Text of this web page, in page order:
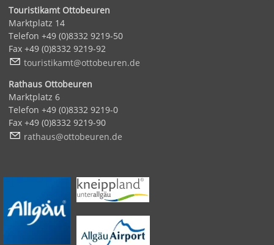
Touristikamt Ottobeuren
Marktplatz 14
Telefon +49 (0)8332 9219-50
Fax +49 (0)8332 9219-92
t
r st k mt tt b r n d
Rathaus Ottobeuren
Marktplatz 6
Telefon +49 (0)8332 9219-0
Fax +49 (0)8332 9219-90
r th s tt b r n d